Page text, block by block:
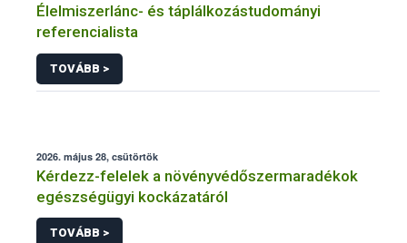
Élelmiszerlánc- és táplálkozástudományi
referencialista
TOVÁBB >
2026. május 28, csütörtök
Kérdezz-felelek a növényvédőszermaradékok
egészségügyi kockázatáról
TOVÁBB >